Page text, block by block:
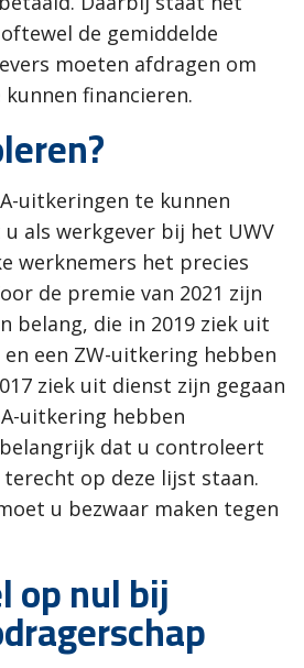
de gemiddelde
moeten afdragen om
financieren.
uitkeringen te kunnen
als werkgever bij het UWV
werknemers het precies
de premie van 2021 zijn
belang, die in 2019 ziek uit
een ZW-uitkering hebben
ziek uit dienst zijn gegaan
uitkering hebben
dat u controleert
op deze lijst staan.
u bezwaar maken tegen
op nul bij